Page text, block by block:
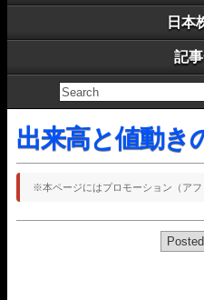
日本
記
出来高と値動き
※本ページにはプロモーション（アフ